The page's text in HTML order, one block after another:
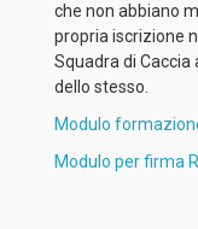
che non abbiano
propria iscrizione
Squadra di Caccia
dello stesso.
Modulo
Modulo per firma